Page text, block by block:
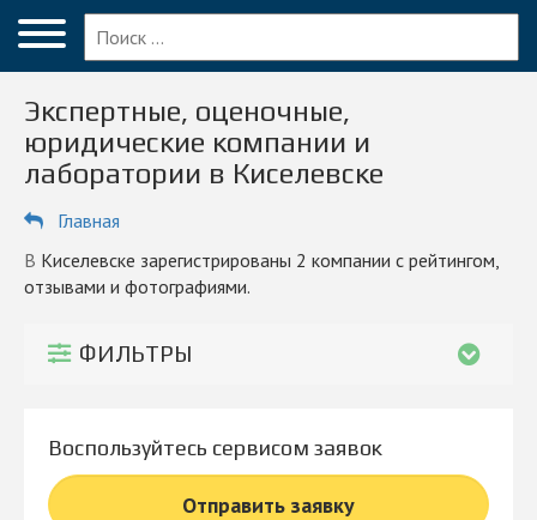
Меню
Главная
Вопрос эксперту
Киселевск
ПОЛЬЗОВАТЕЛЯМ
Экспертизы
Суды
КОМПАНИЯМ
Личный кабинет
Экспертные, оценочные,
юридические компании и
лаборатории в Киселевске
Главная
в Киселевске зарегистрированы 2 компании с рейтингом,
отзывами и фотографиями.
ФИЛЬТРЫ
Воспользуйтесь сервисом заявок
Отправить заявку